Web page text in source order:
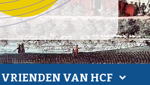
VRIENDEN VAN HCF